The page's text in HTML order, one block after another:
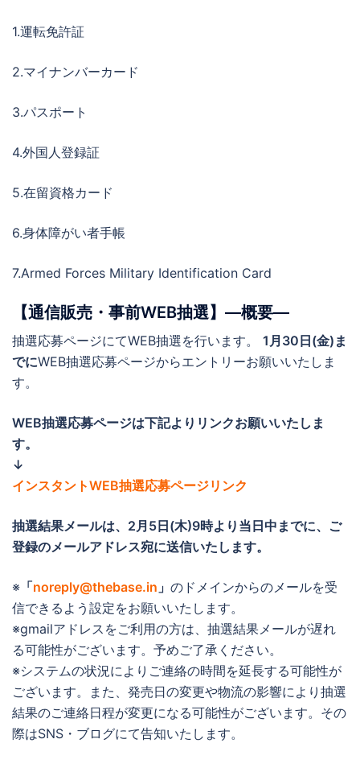
1.運転免許証
2.マイナンバーカード
3.パスポート
4.外国人登録証
5.在留資格カード
6.身体障がい者手帳
7.Armed Forces Military Identification Card
【通信販売・事前WEB抽選】―概要―
抽選応募ページにてWEB抽選を行います。 1月30日(金)ま
でにWEB抽選応募ページからエントリーお願いいたしま
す。
WEB抽選応募ページは下記よりリンクお願いいたしま
す。
↓
インスタントWEB抽選応募ページリンク
抽選結果メールは、 2月5日(木)9時より当日中までに、ご
登録のメールアドレス宛に送信いたします。
※ 「noreply@thebase.in 」 のドメインからのメールを受
信できるよう設定をお願いいたします。
※gmailアドレスをご利用の方は、抽選結果メールが遅れ
る可能性がございます。予めご了承ください。
※システムの状況によりご連絡の時間を延長する可能性が
ございます。また、発売日の変更や物流の影響により抽選
結果のご連絡日程が変更になる可能性がございます。その
際はSNS・ブログにて告知いたします。